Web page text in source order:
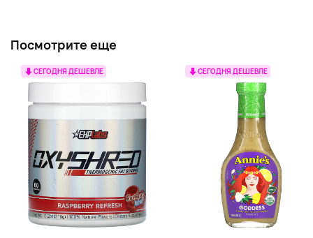
Посмотрите еще
СЕГОДНЯ ДЕШЕВЛЕ СЕГОДНЯ ДЕШЕВЛЕ